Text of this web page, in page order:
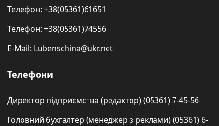
Телефон: +38(05361)61651
Телефон: +38(05361)74556
E-Mail: Lubenschina@ukr.net
Телефони
Директор підприємства (редактор) (05361) 7-45-56
Головний бухгалтер (менеджер з реклами) (05361) 6-